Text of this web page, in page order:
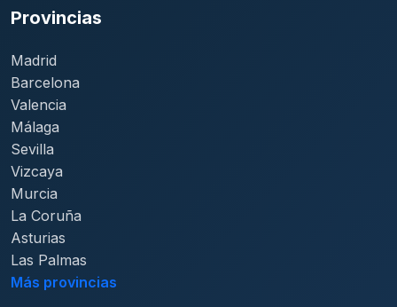
Provincias
Madrid
Barcelona
Valencia
Málaga
Sevilla
Vizcaya
Murcia
La Coruña
Asturias
Las Palmas
Más provincias